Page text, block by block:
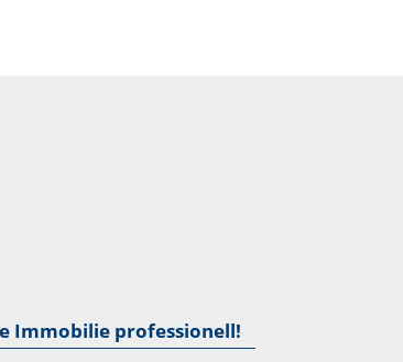
Immobilie professionell!